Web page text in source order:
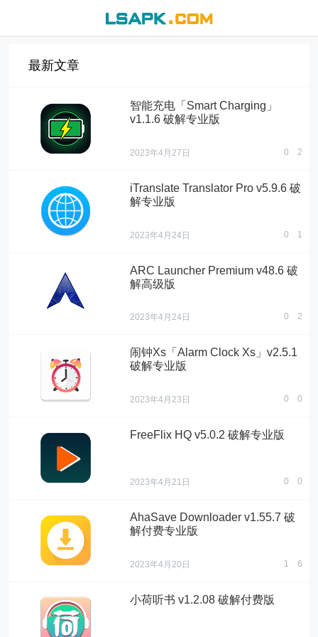
最新文章
智能充电「Smart Charging」
v1.1.6 破解专业版
2023年4月27日 0 2
iTranslate Translator Pro v5.9.6 破
解专业版
2023年4月24日 0 1
ARC Launcher Premium v48.6 破
解高级版
2023年4月24日 0 2
闹钟Xs「Alarm Clock Xs」v2.5.1
破解专业版
2023年4月23日 0 0
FreeFlix HQ v5.0.2 破解专业版
2023年4月21日 0 0
AhaSave Downloader v1.55.7 破
解付费专业版
2023年4月20日 1 6
小荷听书 v1.2.08 破解付费版